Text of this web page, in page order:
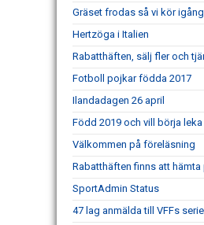
Gräset frodas så vi kör
Hertzöga i Italien
Rabatthäften, sälj fler och
Fotboll pojkar födda 2017
Ilandadagen 26 april
Född 2019 och vill börja
Välkommen på föreläsning
Rabatthäften finns att hämta
SportAdmin Status
47 lag anmälda till VFFs